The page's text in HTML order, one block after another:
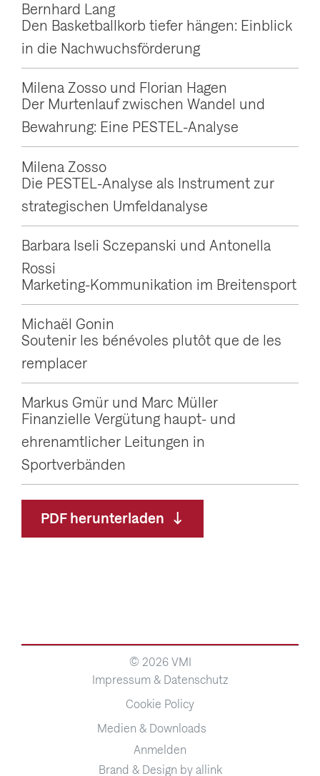
Bernhard Lang
Den Basketballkorb tiefer hängen: Einblick
in die Nachwuchsförderung
Milena Zosso und Florian Hagen
Der Murtenlauf zwischen Wandel und
Bewahrung: Eine PESTEL-Analyse
Milena Zosso
Die PESTEL-Analyse als Instrument zur
strategischen Umfeldanalyse
Barbara Iseli Sczepanski und Antonella
Rossi
Marketing-Kommunikation im Breitensport
Michaël Gonin
Soutenir les bénévoles plutôt que de les
remplacer
Markus Gmür und Marc Müller
Finanzielle Vergütung haupt- und
ehrenamtlicher Leitungen in
Sportverbänden
PDF herunterladen
© 2026 VMI
Impressum & Datenschutz
Cookie Policy
Medien & Downloads
Anmelden
Brand & Design by allink